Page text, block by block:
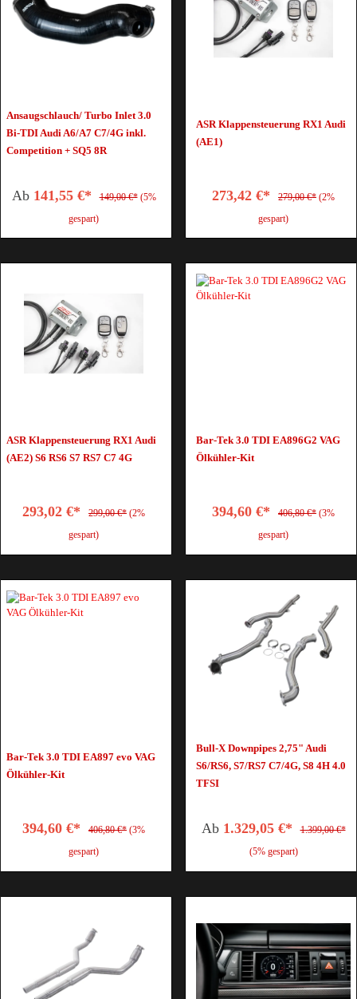
Ansaugschlauch/ Turbo Inlet 3.0
Bi-TDI Audi A6/A7 C7/4G inkl.
Competition + SQ5 8R
Ab 141,55 €* 149,00 €* (5%
gespart)
ASR Klappensteuerung RX1 Audi
(AE1)
273,42 €* 279,00 €* (2%
gespart)
ASR Klappensteuerung RX1 Audi
(AE2) S6 RS6 S7 RS7 C7 4G
293,02 €* 299,00 €* (2%
gespart)
Bar-Tek 3.0 TDI EA896G2 VAG
Ölkühler-Kit
394,60 €* 406,80 €* (3%
gespart)
Bar-Tek 3.0 TDI EA897 evo VAG
Ölkühler-Kit
394,60 €* 406,80 €* (3%
gespart)
Bull-X Downpipes 2,75" Audi
S6/RS6, S7/RS7 C7/4G, S8 4H 4.0
TFSI
Ab 1.329,05 €*
1.399,00 €*
(5% gespart)